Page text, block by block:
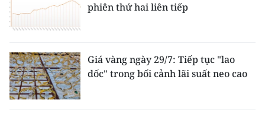
phiên thứ hai liên tiếp
Giá vàng ngày 29/7: Tiếp tục "lao
dốc" trong bối cảnh lãi suất neo cao